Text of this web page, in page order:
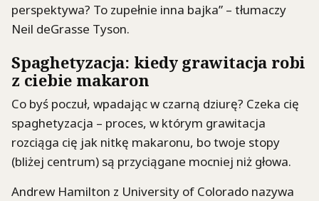
perspektywa? To zupełnie inna bajka” – tłumaczy
Neil deGrasse Tyson.
Spaghetyzacja: kiedy grawitacja robi
z ciebie makaron
Co byś poczuł, wpadając w czarną dziurę? Czeka cię
spaghetyzacja – proces, w którym grawitacja
rozciąga cię jak nitkę makaronu, bo twoje stopy
(bliżej centrum) są przyciągane mocniej niż głowa.
Andrew Hamilton z University of Colorado nazywa